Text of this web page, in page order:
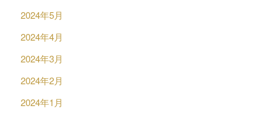
2024年5月
2024年4月
2024年3月
2024年2月
2024年1月